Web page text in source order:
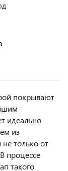
покрывают
идеально
из
только от
процессе
такого